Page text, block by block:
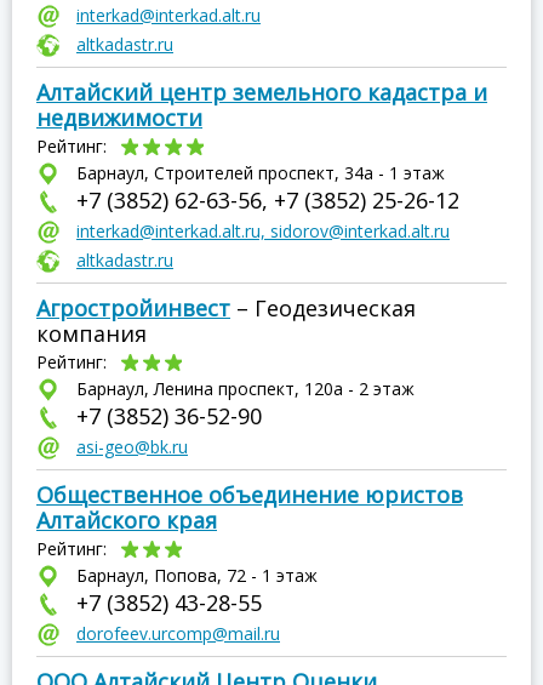
interkad@interkad.alt.ru
altkadastr.ru
Алтайский центр земельного кадастра и
недвижимости
Рейтинг:
Барнаул, Строителей проспект, 34а - 1 этаж
+7 (3852) 62-63-56, +7 (3852) 25-26-12
interkad@interkad.alt.ru, sidorov@interkad.alt.ru
altkadastr.ru
Агростройинвест – Геодезическая
компания
Рейтинг:
Барнаул, Ленина проспект, 120а - 2 этаж
+7 (3852) 36-52-90
asi-geo@bk.ru
Общественное объединение юристов
Алтайского края
Рейтинг:
Барнаул, Попова, 72 - 1 этаж
+7 (3852) 43-28-55
dorofeev.urcomp@mail.ru